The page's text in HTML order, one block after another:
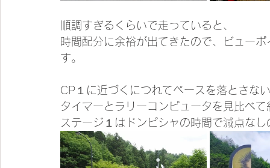
順調すぎるくらいで走っていると、
時間配分に余裕が出てきたので、ビュー
す。
CP１に近づくにつれてペースを落とさな
タイマーとラリーコンピュータを見比べ
ステージ１はドンピシャの時間で減点な